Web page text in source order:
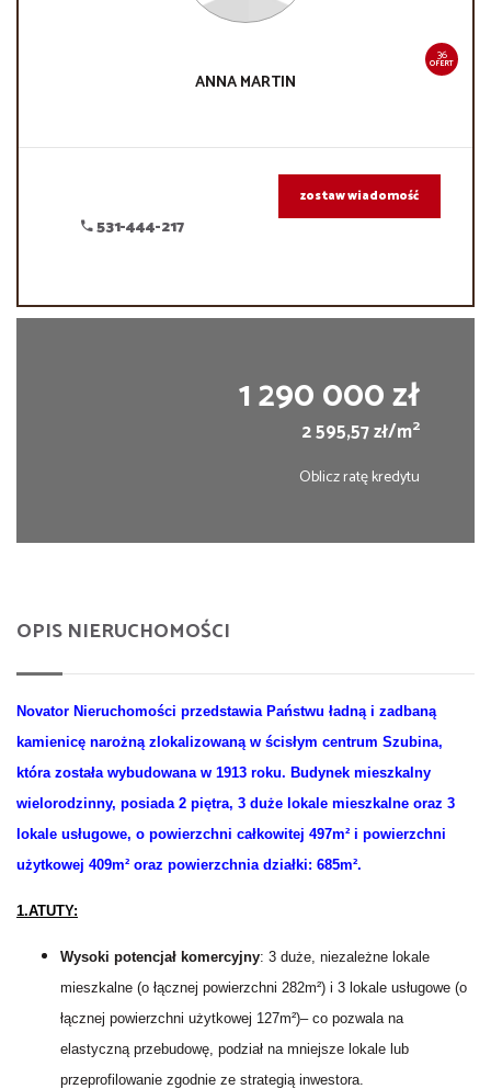
36
OFERT
ANNAMARTIN
531-444-217
zostaw wiadomość
1 290 000 zł
2 595,57 zł/m2
Oblicz ratę kredytu
OPIS NIERUCHOMOŚCI
Novator Nieruchomości przedstawia Państwu ładną i zadbaną
kamienicę narożną zlokalizowaną w ścisłym centrum Szubina,
która została wybudowana w 1913 roku. Budynek mieszkalny
wielorodzinny, posiada 2 piętra, 3 duże lokale mieszkalne oraz 3
lokale usługowe, o powierzchni całkowitej 497m² i powierzchni
użytkowej 409m² oraz powierzchnia działki: 685m².
1.ATUTY:
Wysoki potencjał komercyjny: 3 duże, niezależne lokale
mieszkalne (o łącznej powierzchni 282m²) i 3 lokale usługowe (o
łącznej powierzchni użytkowej 127m²)– co pozwala na
elastyczną przebudowę, podział na mniejsze lokale lub
przeprofilowanie zgodnie ze strategią inwestora.